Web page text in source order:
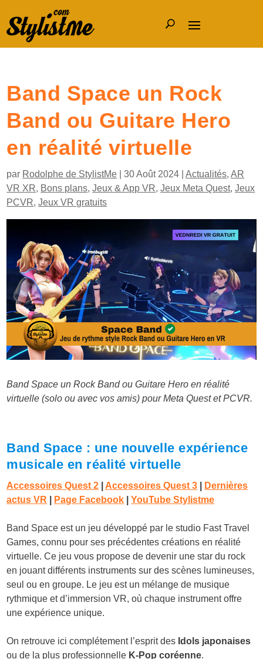
Band Space un Rock
Band ou Guitare Hero
en réalité virtuelle
par Rodolphe de StylistMe |30 Août 2024 |Actualités,AR
VR XR, Bons plans,Jeux & App VR,Jeux Meta Quest,Jeux
PCVR,Jeux VR gratuits
Band Space un Rock Band ou Guitare Hero en réalité
virtuelle (solo ou avec vos amis) pour Meta Quest et PCVR.
Band Space : une nouvelle expérience
musicale en réalité virtuelle
Accessoires Quest 2 Accessoires Quest 3
Dernières
actus VR
Page Facebook YouTube Stylistme
Band Space est un jeu développé par le studio Fast Travel
Games, connu pour ses précédentes créations en réalité
virtuelle. Ce jeu vous propose de devenir une star du rock
en jouant différents instruments sur des scènes lumineuses,
seul ou en groupe. Le jeu est un mélange de musique
rythmique et d’immersion VR, où chaque instrument offre
une expérience unique.
On retrouve ici complétement l’esprit des Idols japonaises
ou de la plus professionnelle K-Pop coréenne.